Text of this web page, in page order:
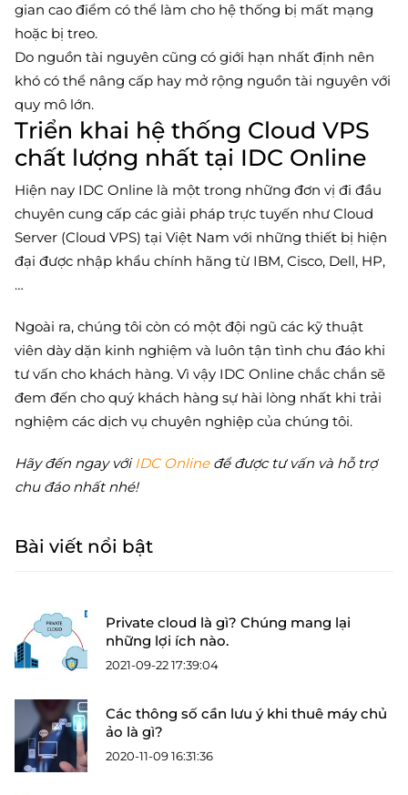
gian cao điểm có thể làm cho hệ thống bị mất mạng
hoặc bị treo.
Do nguồn tài nguyên cũng có giới hạn nhất định nên
khó có thể nâng cấp hay mở rộng nguồn tài nguyên với
quy mô lớn.
Triển khai hệ thống Cloud VPS
chất lượng nhất tại IDC Online
Hiện nay IDC Online là một trong những đơn vị đi đầu
chuyên cung cấp các giải pháp trực tuyến như Cloud
Server (Cloud VPS) tại Việt Nam với những thiết bị hiện
đại được nhập khẩu chính hãng từ IBM, Cisco, Dell, HP,
…
Ngoài ra, chúng tôi còn có một đội ngũ các kỹ thuật
viên dày dặn kinh nghiệm và luôn tận tình chu đáo khi
tư vấn cho khách hàng. Vì vậy IDC Online chắc chắn sẽ
đem đến cho quý khách hàng sự hài lòng nhất khi trải
nghiệm các dịch vụ chuyên nghiệp của chúng tôi.
Hãy đến ngay với IDC Onlineđể được tư vấn và hỗ trợ
chu đáo nhất nhé!
Bài viết nổi bật
Private cloud là gì? Chúng mang lại
những lợi ích nào.
2021-09-22 17:39:04
Các thông số cần lưu ý khi thuê máy chủ
ảo là gì?
2020-11-09 16:31:36